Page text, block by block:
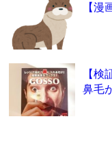
【漫
【検
鼻毛